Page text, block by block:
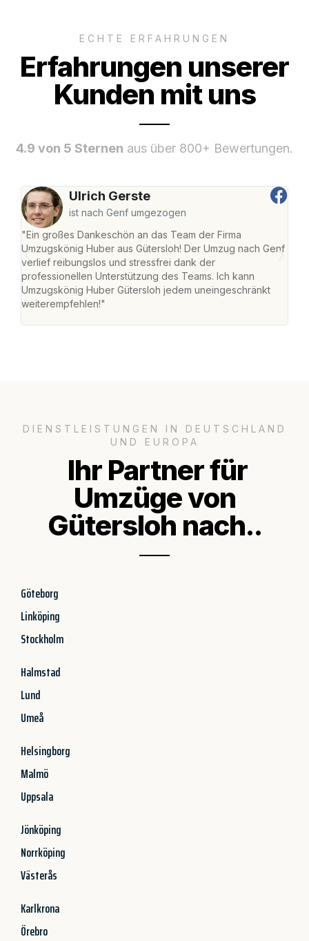
ECHTE ERFAHRUNGEN
Erfahrungen unserer
Kunden mit uns
4.9 von 5 Sternen aus über 800+ Bewertungen.
Ulrich Gerste
ist nach Genf umgezogen
"Ein großes Dankeschön an das Team der Firma
Umzugskönig Huber aus Gütersloh! Der Umzug nach Genf
verlief reibungslos und stressfrei dank der
professionellen Unterstützung des Teams. Ich kann
Umzugskönig Huber Gütersloh jedem uneingeschränkt
weiterempfehlen!"
DIENSTLEISTUNGEN IN DEUTSCHLAND
UND EUROPA
Ihr Partner für
Umzüge von
Gütersloh nach..
Göteborg
Linköping
Stockholm
Halmstad
Lund
Umeå
Helsingborg
Malmö
Uppsala
Jönköping
Norrköping
Västerås
Karlkrona
Örebro